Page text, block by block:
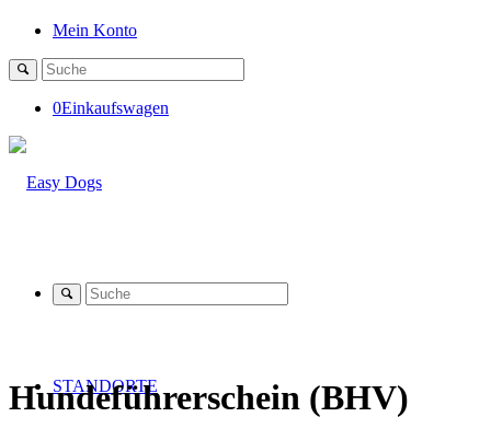
Mein Konto
0Einkaufswagen
STANDORTE
Hundeführerschein (BHV)